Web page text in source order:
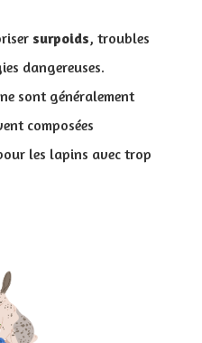
surpoids, troubles
dangereuses.
sont généralement
composées
les lapins avec trop